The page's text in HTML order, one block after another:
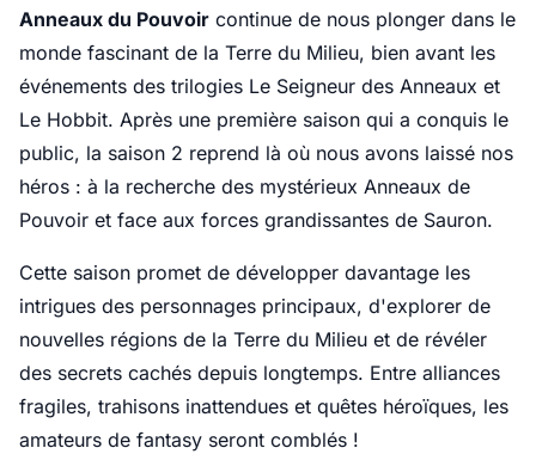
Anneaux du Pouvoir continue de nous plonger dans le
monde fascinant de la Terre du Milieu, bien avant les
événements des trilogies Le Seigneur des Anneaux et
Le Hobbit. Après une première saison qui a conquis le
public, la saison 2 reprend là où nous avons laissé nos
héros : à la recherche des mystérieux Anneaux de
Pouvoir et face aux forces grandissantes de Sauron.
Cette saison promet de développer davantage les
intrigues des personnages principaux, d'explorer de
nouvelles régions de la Terre du Milieu et de révéler
des secrets cachés depuis longtemps. Entre alliances
fragiles, trahisons inattendues et quêtes héroïques, les
amateurs de fantasy seront comblés !